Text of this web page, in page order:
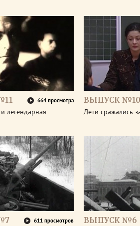
664 просмотра
легендарная
ВЫПУСК №10
Дети сражались
611 просмотров ВЫПУСК №6